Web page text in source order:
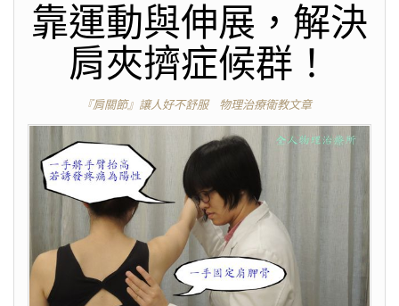
靠運動與伸展，解決
肩夾擠症候群！
『肩關節』讓人好不舒服 物理治療衛教文章